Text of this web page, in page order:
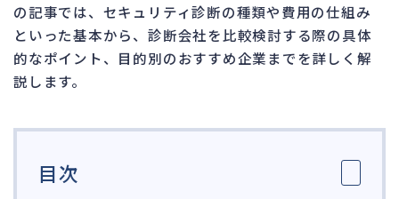
経営 157
再建準備
労働問題
の記事では、セキュリティ診断の種類や費用の仕組み
といった基本から、診断会社を比較検討する際の具体
的なポイント、目的別のおすすめ企業までを詳しく解
説します。
目次